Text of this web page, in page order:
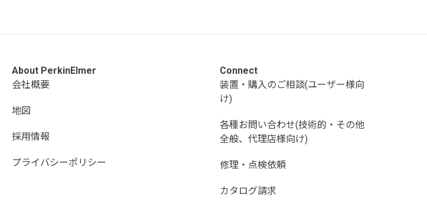
About PerkinElmer
会社概要
地図
採用情報
プライバシーポリシー
Connect
装置・購入のご相談(ユーザー様向
け)
各種お問い合わせ(技術的・その他
全般、代理店様向け)
修理・点検依頼
カタログ請求